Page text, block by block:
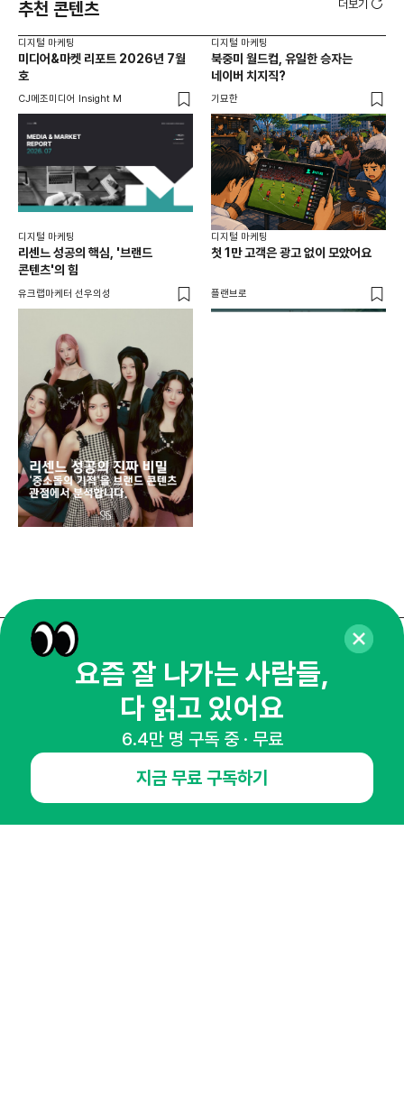
추천 콘텐츠 더보기
디지털 마케팅
미디어&마켓 리포트 2026년 7월
호
CJ메조미디어 Insight M
디지털 마케팅
북중미 월드컵, 유일한 승자는
네이버 치지직?
기묘한
디지털 마케팅
리센느 성공의 핵심, '브랜드
콘텐츠'의 힘
유크랩마케터 선우의성
디지털 마케팅
첫 1만 고객은 광고 없이 모았어요
플랜브로
매주 화요일 아침,
마케팅 감각을 깨워 드릴게요!
65,043명의 마케터를 성장시키는 뉴스레터
요즘 잘 나가는 사람들,
다 읽고 있어요
6.4만 명 구독 중 · 무료
지금 무료 구독하기